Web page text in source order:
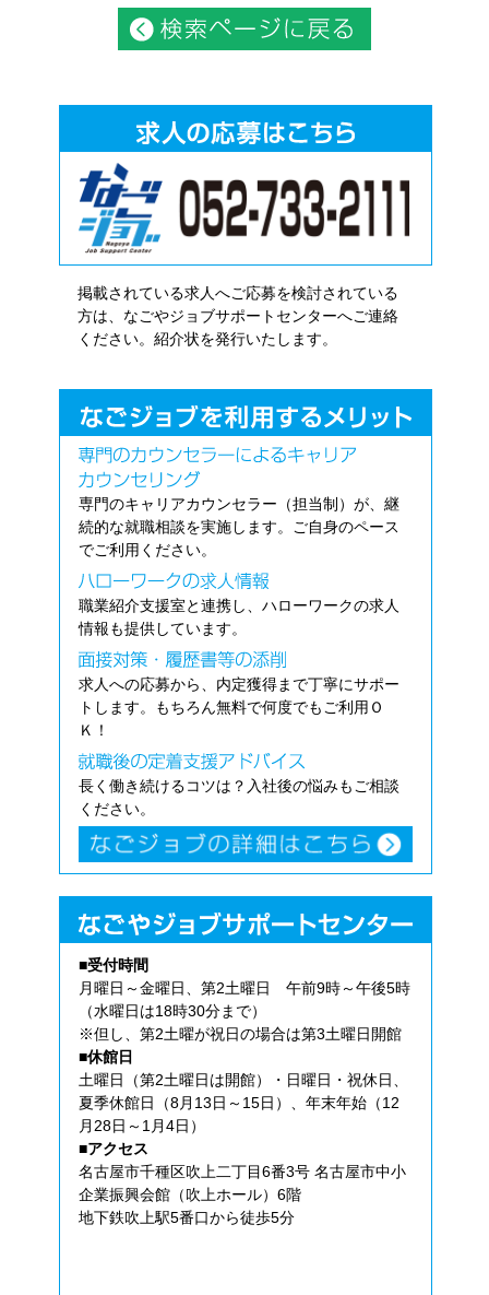
掲載されている求人へご応募を検討されている
方は、なごやジョブサポートセンターへご連絡
ください。紹介状を発行いたします。
専門のキャリアカウンセラー（担当制）が、継
続的な就職相談を実施します。ご自身のペース
でご利用ください。
職業紹介支援室と連携し、ハローワークの求人
情報も提供しています。
求人への応募から、内定獲得まで丁寧にサポー
トします。もちろん無料で何度でもご利用Ｏ
Ｋ！
長く働き続けるコツは？入社後の悩みもご相談
ください。
■受付時間
月曜日～金曜日、第2土曜日 午前9時～午後5時
（水曜日は18時30分まで）
※但し、第2土曜が祝日の場合は第3土曜日開館
■休館日
土曜日（第2土曜日は開館）・日曜日・祝休日、
夏季休館日（8月13日～15日）、年末年始（12
月28日～1月4日）
■アクセス
名古屋市千種区吹上二丁目6番3号 名古屋市中小
企業振興会館（吹上ホール）6階
地下鉄吹上駅5番口から徒歩5分